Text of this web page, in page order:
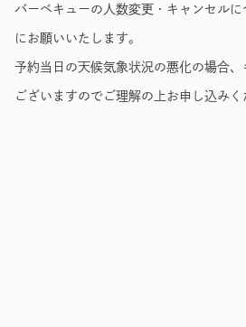
バーベキューの人数変更・キャンセル
にお願いいたします。
予約当日の天候気象状況の悪化の場合
ございますのでご理解の上お申し込みく